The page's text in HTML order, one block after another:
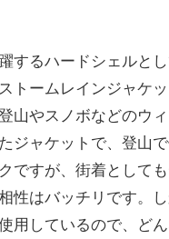
するハードシェルと
トームレインジャケ
山やスノボなどのウ
ジャケットで、登山
ですが、街着として
性はバッチリです。
用しているので、ど